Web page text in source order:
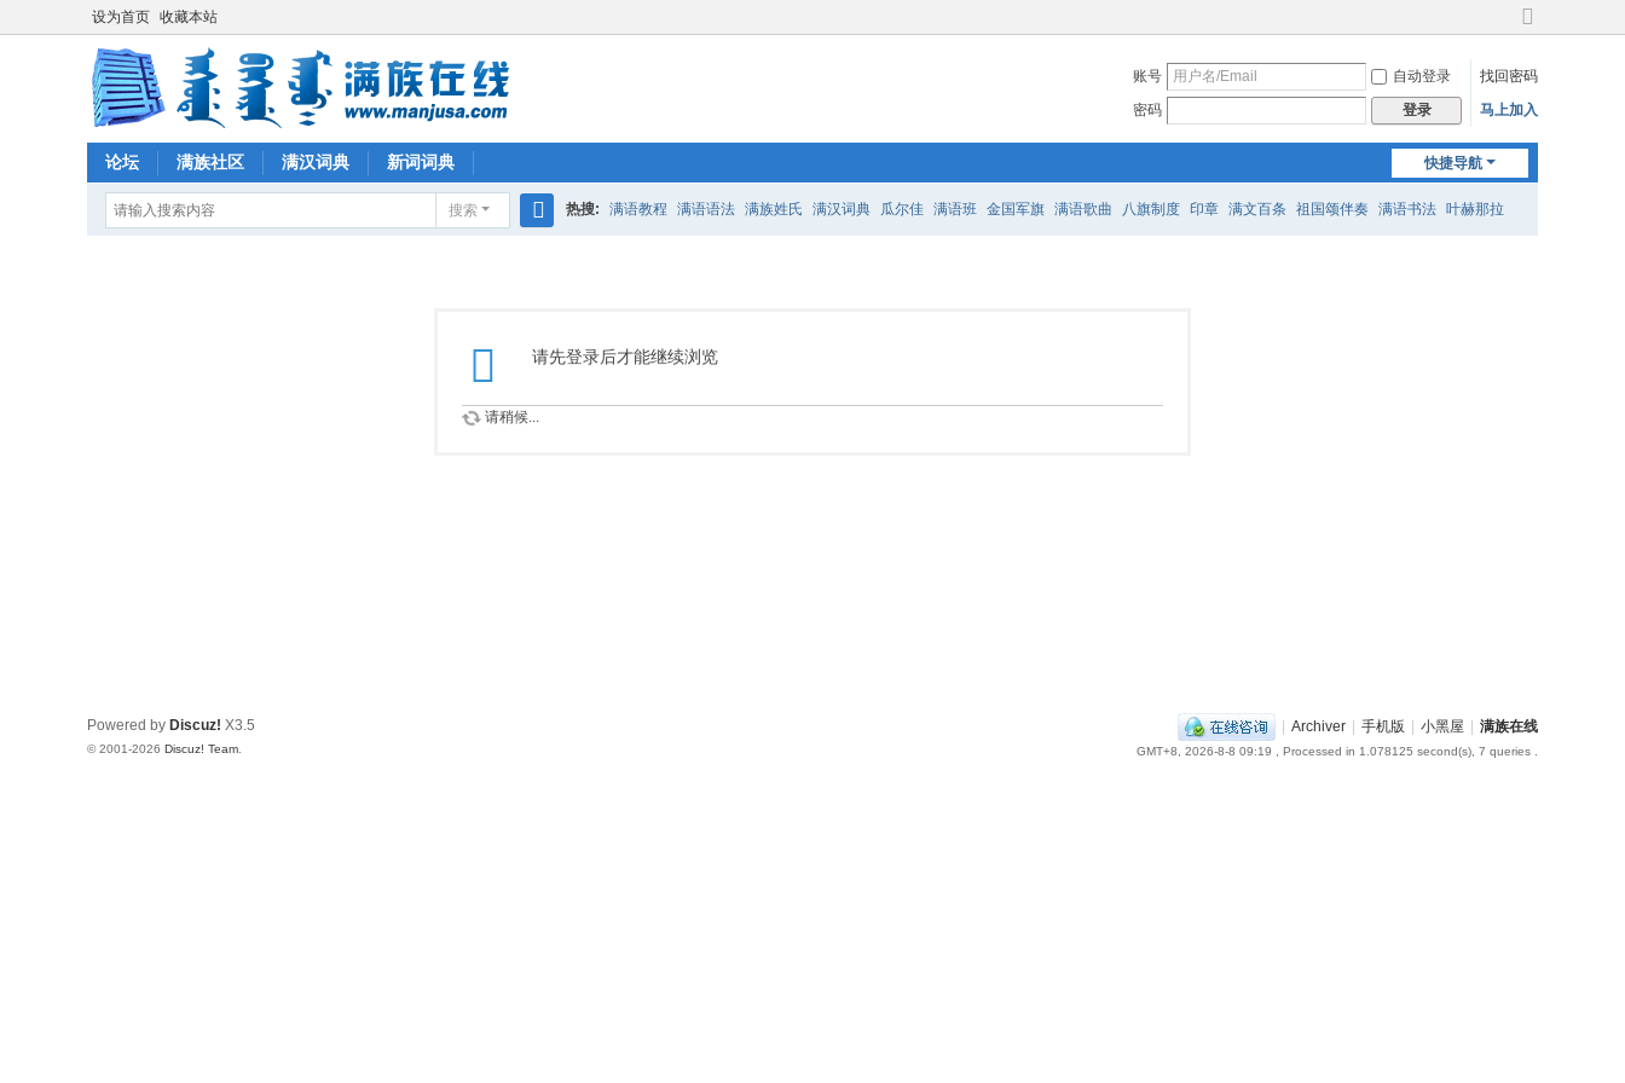
设为首页 收藏本站
切
到
宽
账号 自动登录
找回密码
密码
登录 马上加入
快捷导航
论坛 满族社区 满汉词典 新词词典
搜索 热搜: 满语教程 满语语法 满族姓氏 满汉词典 瓜尔佳 满语班 金国军旗 满语歌曲 八旗制度 印章 满文百条 祖国颂伴奏 满语书法 叶赫那拉
请先登录后才能继续浏览
请稍候...
| Archiver | 手机版 | 小黑屋 | 满族在线
GMT+8, 2026-8-8 09:19 , Processed in 1.078125 second(s), 7 queries .
Powered by Discuz! X3.5
© 2001-2026 Discuz! Team